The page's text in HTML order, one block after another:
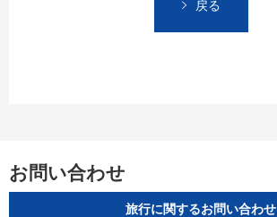
戻る
お問い合わせ
旅行に関するお問い合わせ